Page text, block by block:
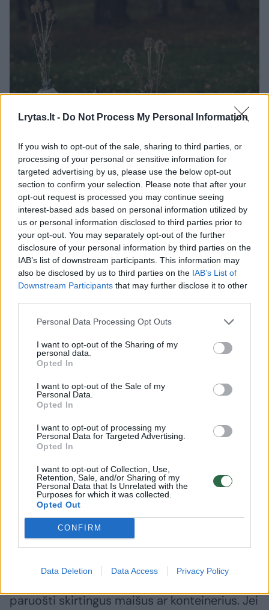
Lrytas.lt - Do Not Process My Personal Information
If you wish to opt-out of the sale, sharing to third parties, or
processing of your personal or sensitive information for
targeted advertising by us, please use the below opt-out
section to confirm your selection. Please note that after your
opt-out request is processed you may continue seeing
interest-based ads based on personal information utilized by
us or personal information disclosed to third parties prior to
your opt-out. You may separately opt-out of the further
disclosure of your personal information by third parties on the
IAB’s list of downstream participants. This information may
also be disclosed by us to third parties on the IAB’s List of
Downstream Participants that may further disclose it to other
Personal Data Processing Opt Outs
I want to opt-out of the Sharing of my
personal data.
Opted In
I want to opt-out of the Sale of my
Personal Data.
Opted In
I want to opt-out of processing my
Personal Data for Targeted Advertising.
Opted In
I want to opt-out of Collection, Use,
Retention, Sale, and/or Sharing of my
Personal Data that Is Unrelated with the
Purposes for which it was collected.
Opted Out
CONFIRM
Data Deletion Data Access Privacy Policy
Daugiau nuotraukų (4)
Dabar madingas paprastumas, minimalizmas,
tvarumas.
Pranešimo žiniasklaidai nuotr.
Tvarios šventės planas
Gamintojų ir importuotojų asociacijos
vadovė Diana Ramanauskaitė pataria apie
„šventines“ atliekas galvoti dar prieš joms
atsirandant.
„Į šventės planavimą galima įtraukti ir
tvarumo elementą. Ne tik pagalvoti, kokias
šventines dekoracijas naudosime, bet ir ką
paskui su jomis darysime. Plastikui, stiklui,
paruošti skirtingus maišus ar konteinerius. Jei